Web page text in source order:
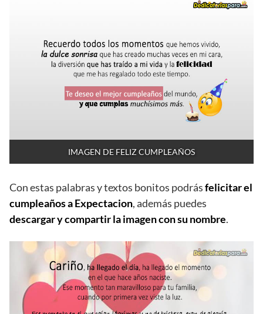
IMAGEN DE FELIZ CUMPLEAÑOS
Con estas palabras y textos bonitos podrásfelicitar el
cumpleaños a Expectacion, además puedes
descargar y compartir la imagen con su nombre.